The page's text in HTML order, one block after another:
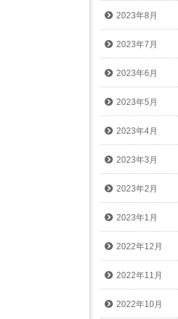
2023年8月
2023年7月
2023年6月
2023年5月
2023年4月
2023年3月
2023年2月
2023年1月
2022年12月
2022年11月
2022年10月